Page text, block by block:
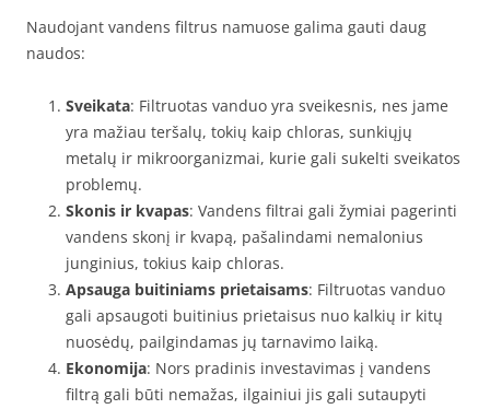
Naudojant vandens filtrus namuose galima gauti daug
naudos:
Sveikata: Filtruotas vanduo yra sveikesnis, nes jame
yra mažiau teršalų, tokių kaip chloras, sunkiųjų
metalų ir mikroorganizmai, kurie gali sukelti sveikatos
problemų.
Skonis ir kvapas: Vandens filtrai gali žymiai pagerinti
vandens skonį ir kvapą, pašalindami nemalonius
junginius, tokius kaip chloras.
Apsauga buitiniams prietaisams: Filtruotas vanduo
gali apsaugoti buitinius prietaisus nuo kalkių ir kitų
nuosėdų, pailgindamas jų tarnavimo laiką.
Ekonomija: Nors pradinis investavimas į vandens
filtrą gali būti nemažas, ilgainiui jis gali sutaupyti